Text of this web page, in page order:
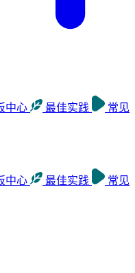
中心 最佳实践
常见
中心 最佳实践
常见